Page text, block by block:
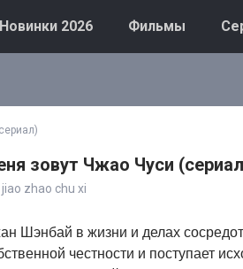
Новинки 2026 Фильмы
зовут Чжао Чуси
jiao zhao chu xi
Шэнбай в жизни и делах
честности и поступает